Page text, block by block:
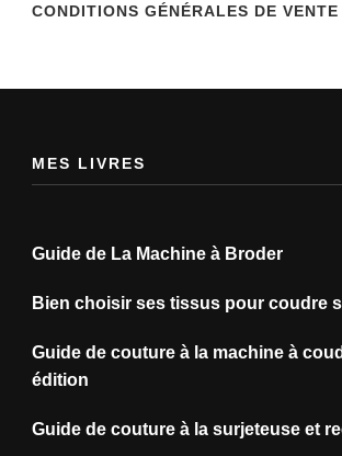
CONDITIONS GÉNÉRALES DE VENTE
MES LIVRES
Guide de La Machine à Broder
Bien choisir ses tissus pour coudre
Guide de couture à la machine à
édition
Guide de couture à la surjeteuse et